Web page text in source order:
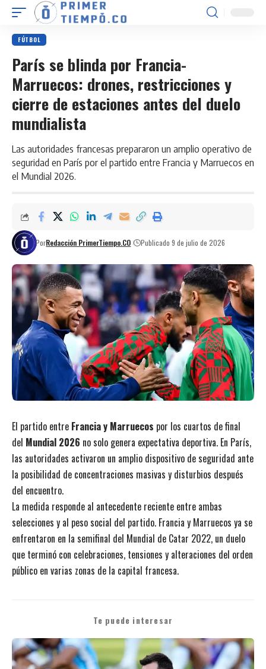
FÚTBOL
París se blinda por Francia-
Marruecos: drones, restricciones y
cierre de estaciones antes del duelo
mundialista
Las autoridades francesas prepararon un amplio operativo de
seguridad en París por el partido entre Francia y Marruecos en
el Mundial 2026.
PorRedacción PrimerTiempo.CO Publicado 9 de julio de 2026
El partido entre Francia y Marruecos por los cuartos de final
del Mundial 2026 no solo genera expectativa deportiva. En París,
las autoridades activaron un amplio dispositivo de seguridad ante
la posibilidad de concentraciones masivas y disturbios después
del encuentro.
La medida responde al antecedente reciente entre ambas
selecciones y al peso social del partido. Francia y Marruecos ya se
enfrentaron en la semifinal del Mundial de Catar 2022, un duelo
que terminó con celebraciones, tensiones y alteraciones del orden
público en varias zonas de la capital francesa.
Te puede interesar